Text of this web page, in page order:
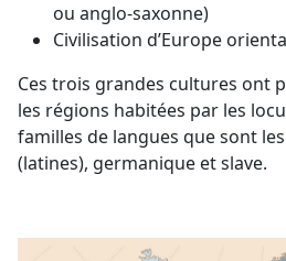
ou anglo-saxonne)
Civilisation d’Europe
Ces trois grandes cultures ont
les régions habitées par les
familles de langues que sont
(latines), germanique et slave.